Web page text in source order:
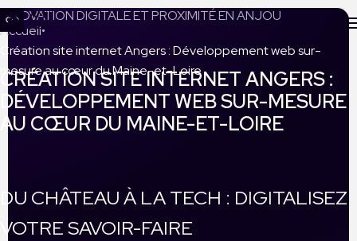
Accueil
Création site internet Angers : Développement web sur-
mesure au cœur du Maine-et-Loire
INNOVATION DIGITALE ET PROXIMITÉ EN ANJOU
CRÉATION SITE INTERNET ANGERS :
DÉVELOPPEMENT WEB SUR-MESURE
AU CŒUR DU MAINE-ET-LOIRE
DU CHÂTEAU À LA TECH : DIGITALISEZ
VOTRE SAVOIR-FAIRE